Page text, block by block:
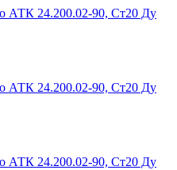
АТК 24.200.02-90, Ст20 Ду
АТК 24.200.02-90, Ст20 Ду
АТК 24.200.02-90, Ст20 Ду